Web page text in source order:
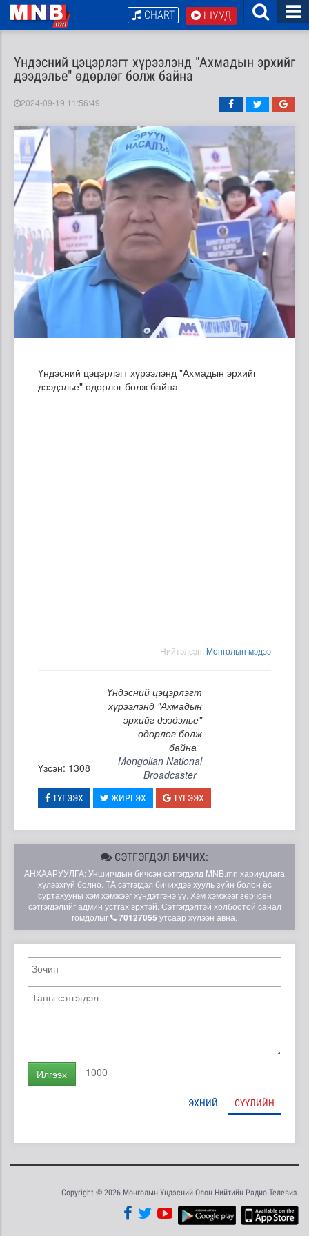
ШУУД
CHART
Үндэсний цэцэрлэгт хүрээлэнд "Ахмадын эрхийг
дээдэлье" өдөрлөг болж байна
2024-09-19 11:56:49
Үндэсний цэцэрлэгт хүрээлэнд "Ахмадын эрхийг
дээдэлье" өдөрлөг болж байна
Нийтэлсэн: Moнголын мэдээ
Үндэсний цэцэрлэгт
хүрээлэнд "Ахмадын
эрхийг дээдэлье"
өдөрлөг болж
байна
Үзсэн: 1308
Mongolian National
Broadcaster
ТҮГЭЭХ ЖИРГЭХ ТҮГЭЭХ
СЭТГЭГДЭЛ БИЧИХ:
АНХААРУУЛГА: Уншигчдын бичсэн сэтгэгдэлд MNB.mn хариуцлага
хүлээхгүй болно. ТА сэтгэгдэл бичихдээ хууль зүйн болон ёс
суртахууны хэм хэмжээг хүндэтгэнэ үү. Хэм хэмжээг зөрчсөн
сэтгэгдэлийг админ устгах эрхтэй. Сэтгэгдэлтэй холбоотой санал
гомдолыг
70127055 утсаар хүлээн авна.
Илгээх 1000
ЭХНИЙ СҮҮЛИЙН
Copyright © 2026 Монголын Үндэсний Олон Нийтийн Радио Телевиз.